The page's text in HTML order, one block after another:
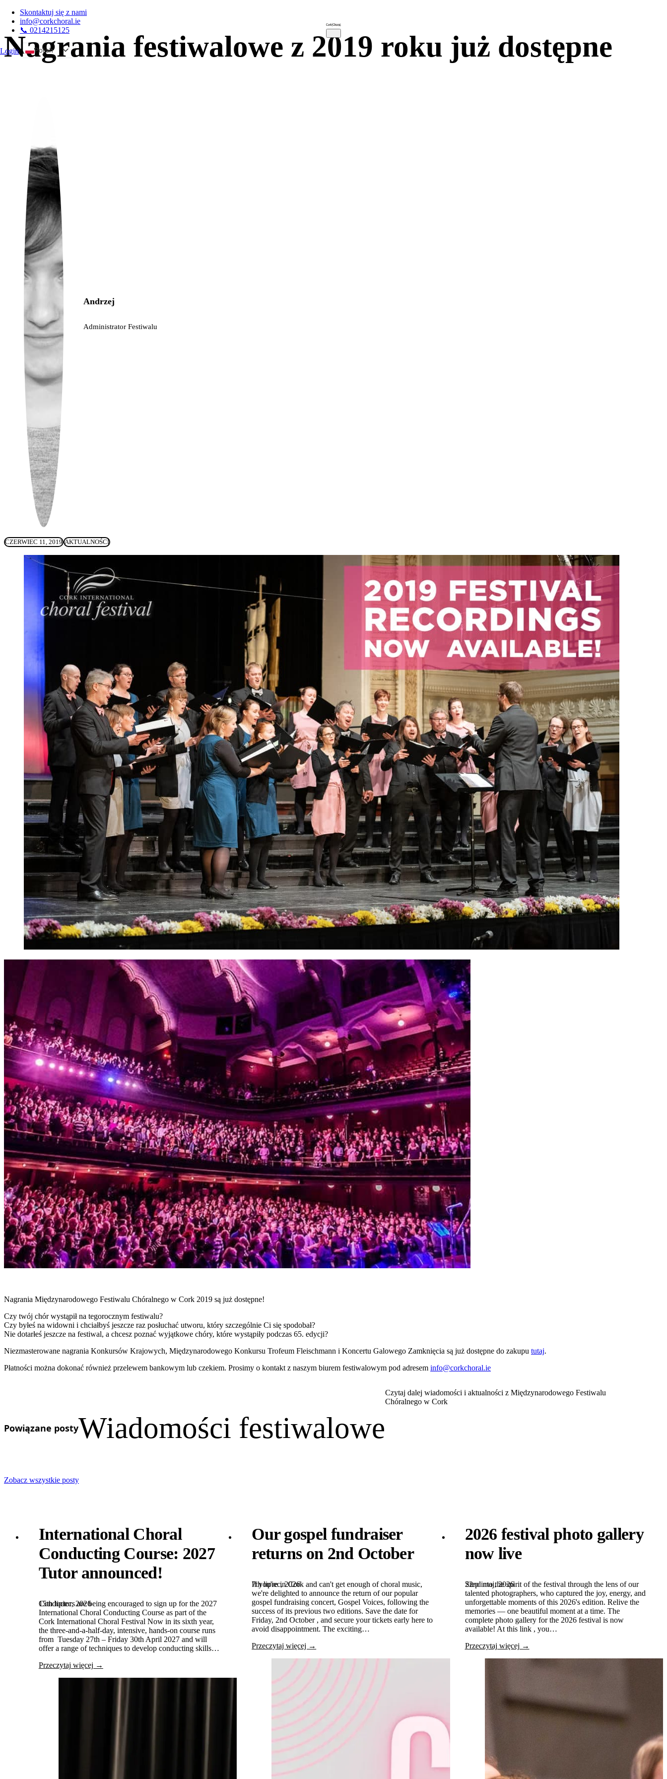
Skontaktuj się z nami
info@corkchoral.ie
📞 0214215125
LoginA
Polish
English
Spanish
Estonian
French
Hungarian
Italian
Portuguese
Ukrainian
Nagrania festiwalowe z 2019 roku już dostępne
Andrzej
Administrator Festiwalu
CZERWIEC 11, 2019 AKTUALNOŚCI
Nagrania Międzynarodowego Festiwalu Chóralnego w Cork 2019 są już dostępne!
Czy twój chór wystąpił na tegorocznym festiwalu?
Czy byłeś na widowni i chciałbyś jeszcze raz posłuchać utworu, który szczególnie Ci się spodobał?
Nie dotarłeś jeszcze na festiwal, a chcesz poznać wyjątkowe chóry, które wystąpiły podczas 65. edycji?
Niezmasterowane nagrania Konkursów Krajowych, Międzynarodowego Konkursu Trofeum Fleischmann i Koncertu Galowego Zamknięcia są już dostępne do zakupu tutaj.
Płatności można dokonać również przelewem bankowym lub czekiem. Prosimy o kontakt z naszym biurem festiwalowym pod adresem info@corkchoral.ie
Powiązane postyWiadomości festiwalowe
Czytaj dalej wiadomości i aktualności z Międzynarodowego Festiwalu
Chóralnego w Cork
Zobacz wszystkie posty
International Choral
Conducting Course: 2027
Tutor announced!
15th lipiec, 2026
Conductors are being encouraged to sign up for the 2027
International Choral Conducting Course as part of the
Cork International Choral Festival Now in its sixth year,
the three-and-a-half-day, intensive, hands-on course runs
from Tuesday 27th – Friday 30th April 2027 and will
offer a range of techniques to develop conducting skills…
Przeczytaj więcej →
Our gospel fundraiser
returns on 2nd October
7th lipiec, 2026
If you're in Cork and can't get enough of choral music,
we're delighted to announce the return of our popular
gospel fundraising concert, Gospel Voices, following the
success of its previous two editions. Save the date for
Friday, 2nd October , and secure your tickets early here to
avoid disappointment. The exciting…
Przeczytaj więcej →
2026 festival photo gallery
now live
22nd maj, 2026
Step into the spirit of the festival through the lens of our
talented photographers, who captured the joy, energy, and
unforgettable moments of this 2026's edition. Relive the
memories — one beautiful moment at a time. The
complete photo gallery for the 2026 festival is now
available! At this link , you…
Przeczytaj więcej →